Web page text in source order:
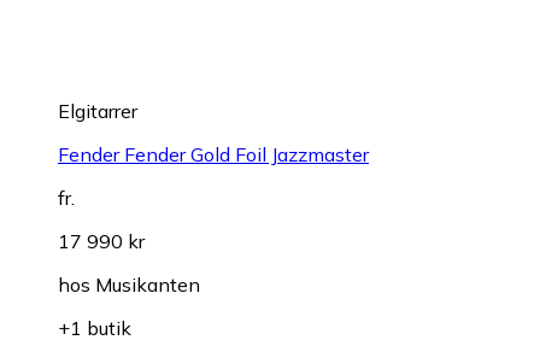
Elgitarrer
Fender Fender Gold Foil Jazzmaster
fr.
17 990 kr
hos Musikanten
+1 butik